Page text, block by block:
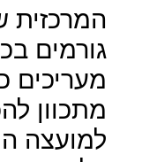
גורמים
מעריכים
מתכוון
למועצה